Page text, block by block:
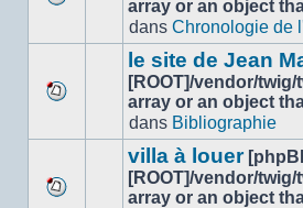
nouveau
message
array or an object
dans Chronologie de
nouveau
message
le site de Jean
[ROOT]/vendor/
array or an object
dans Bibliographie
villa à louer
[ROOT]/vendor/
array or an object